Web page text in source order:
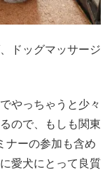
ドッグマッサージ
やっちゃうと少々
ので、もしも関東
ナーの参加も含め
愛犬にとって良質